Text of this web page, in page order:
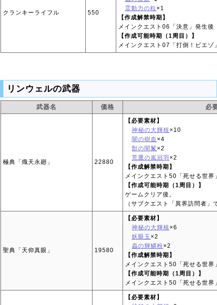
クランキーライフル 550
霊動力の粒×1
【作成解禁時期】
メインクエスト06「決意」発生後
【作成可能時期（1周目）】
メインクエスト07「打倒！ビエゾ
リンウェルの武器
武器名 価格 必
極典「熾天永廻」 22880
【必要素材】
神秘の大輝核×10
闇の樹血 ×4
獣の闇鬣×2
荒鷹の嵐冠羽 ×2
【作成解禁時期】
メインクエスト50「死せる世界
【作成可能時期（1周目）】
ゲームクリア後。
（サブクエスト「異界訪問者
聖典「天仰真眼」 19580
【必要素材】
神秘の大輝核×6
妖眼玉 ×2
蟲の輝鱗粉×2
【作成解禁時期】
メインクエスト50「死せる世界
【作成可能時期（1周目）】
メインクエスト50「死せる世
【必要素材】